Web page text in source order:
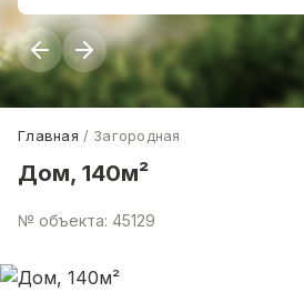
Главная Загородная
Дом, 140м²
№ объекта: 45129